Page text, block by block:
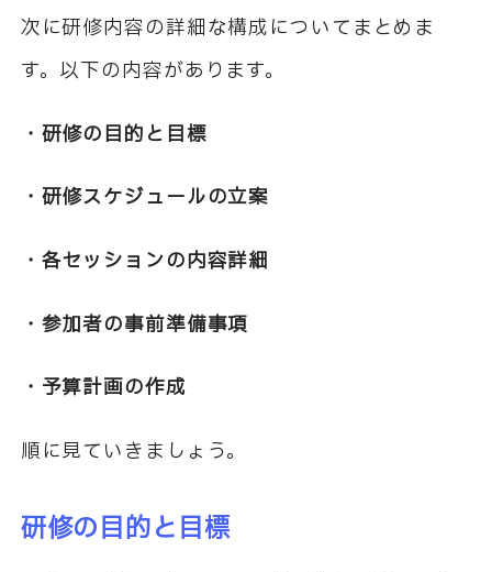
次に研修内容の詳細な構成についてまとめま
す。以下の内容があります。
・研修の目的と目標
・研修スケジュールの立案
・各セッションの内容詳細
・参加者の事前準備事項
・予算計画の作成
順に見ていきましょう。
研修の目的と目標